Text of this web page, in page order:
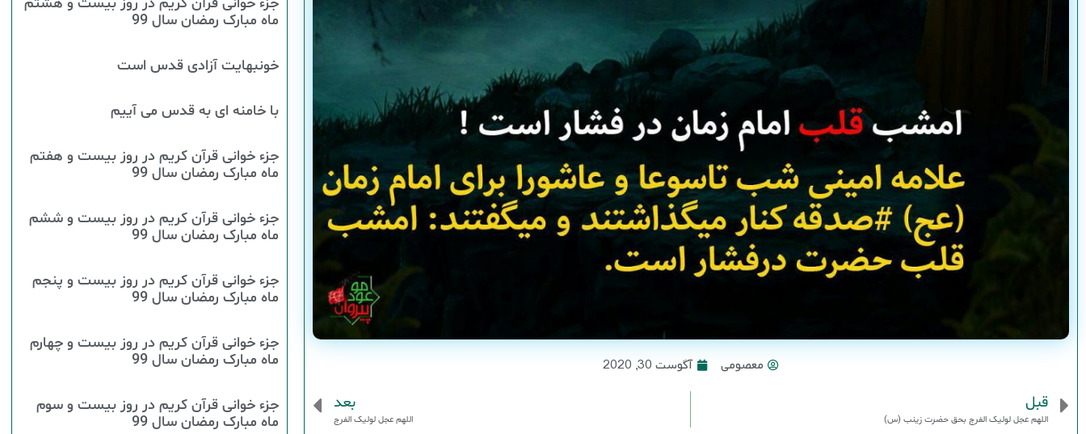
معصومی آگوست 30, 2020
قبل
اللهم عجل لولیک الفرج بحق حضرت زینب (س)
بعد
اللهم عجل لولیک الفرج
ماه مبارک رمضان سال 99
خونبهایت آزادی قدس است
با خامنه ای به قدس می آییم
جزء خوانی قرآن کریم در روز بیست و هفتم
ماه مبارک رمضان سال 99
جزء خوانی قرآن کریم در روز بیست و ششم
ماه مبارک رمضان سال 99
جزء خوانی قرآن کریم در روز بیست و پنجم
ماه مبارک رمضان سال 99
جزء خوانی قرآن کریم در روز بیست و چهارم
ماه مبارک رمضان سال 99
جزء خوانی قرآن کریم در روز بیست و سوم
ماه مبارک رمضان سال 99